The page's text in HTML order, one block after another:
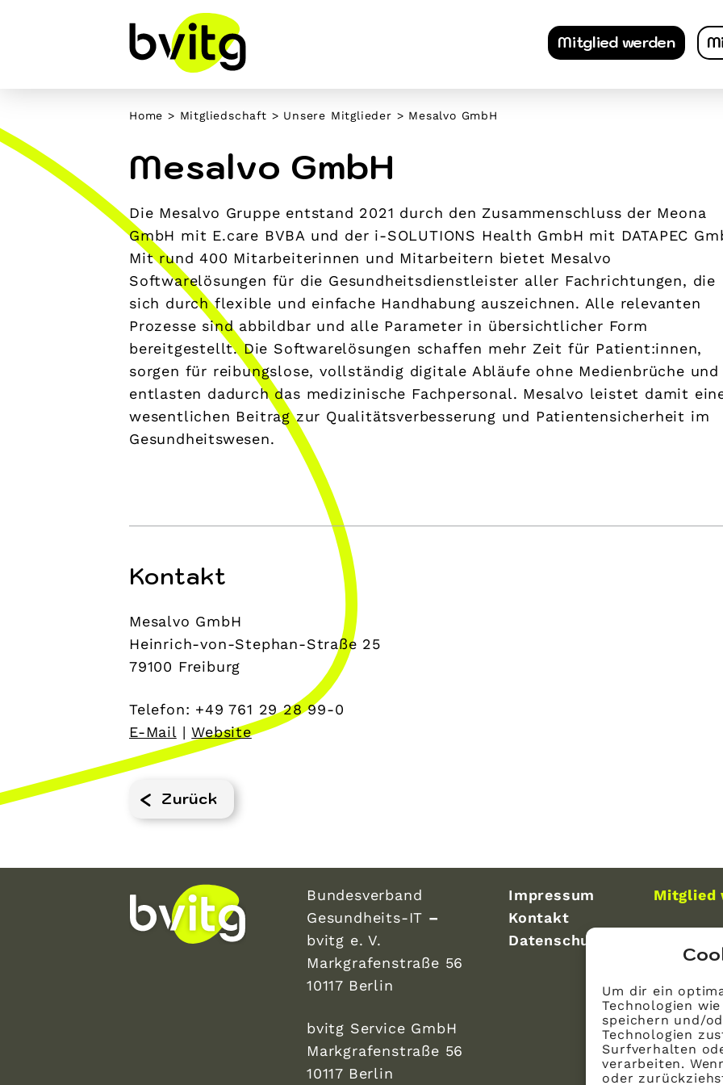
Um dir ein
Technologien
speichern und/
Technologien
Surfverhalten
verarbeiten.
oder
Mitglied werden
Home > Mitgliedschaft > Unsere Mitglieder > Mesalvo GmbH
Mesalvo GmbH
Die Mesalvo Gruppe entstand 2021 durch den Zusammenschluss der Meona
GmbH mit E.care BVBA und der i-SOLUTIONS Health GmbH mit DATAPEC
Mit rund 400 Mitarbeiterinnen und Mitarbeitern bietet Mesalvo
Softwarelösungen für die Gesundheitsdienstleister aller Fachrichtungen, die
sich durch flexible und einfache Handhabung auszeichnen. Alle relevanten
Prozesse sind abbildbar und alle Parameter in übersichtlicher Form
bereitgestellt. Die Softwarelösungen schaffen mehr Zeit für Patient:innen,
sorgen für reibungslose, vollständig digitale Abläufe ohne Medienbrüche und
entlasten dadurch das medizinische Fachpersonal. Mesalvo leistet damit
wesentlichen Beitrag zur Qualitätsverbesserung und Patientensicherheit im
Gesundheitswesen.
Kontakt
Mesalvo GmbH
Heinrich-von-Stephan-Straße 25
79100 Freiburg
Telefon: +49 761 29 28 99-0
E-Mail |Website
Zurück
Bundesverband
Gesundheits-IT –
bvitg e. V.
Markgrafenstraße 56
10117 Berlin
bvitg Service GmbH
Markgrafenstraße 56
10117 Berlin
Impressum
Kontakt
Datenschutz
Mitglied